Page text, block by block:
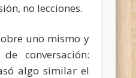
no lecciones.
uno mismo y
conversación:
algo similar el